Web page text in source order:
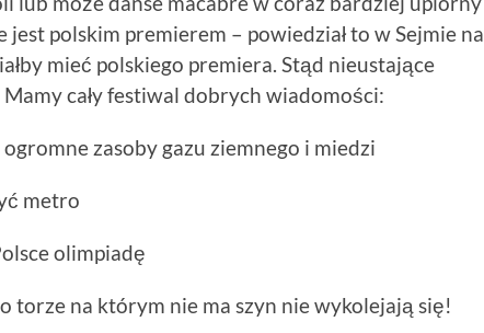
jest polskim premierem – powiedział to w Sejmie na
mieć polskiego premiera. Stąd nieustające
cały festiwal dobrych wiadomości:
zasoby gazu ziemnego i miedzi
metro
olimpiadę
torze na którym nie ma szyn nie wykolejają się!